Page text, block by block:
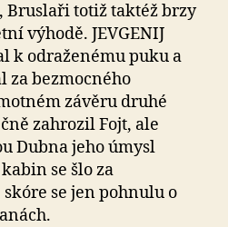
Bruslaři totiž taktéž brzy
výhodě. JEVGENIJ
k odraženému puku a
za bezmocného
závěru druhé
zahrozil Fojt, ale
Dubna jeho úmysl
se šlo za
se jen pohnulu o